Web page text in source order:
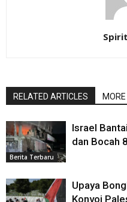
RELATED ARTICLES
Berita Terbaru
Israel
dan Bocah
Upaya
Konvoi